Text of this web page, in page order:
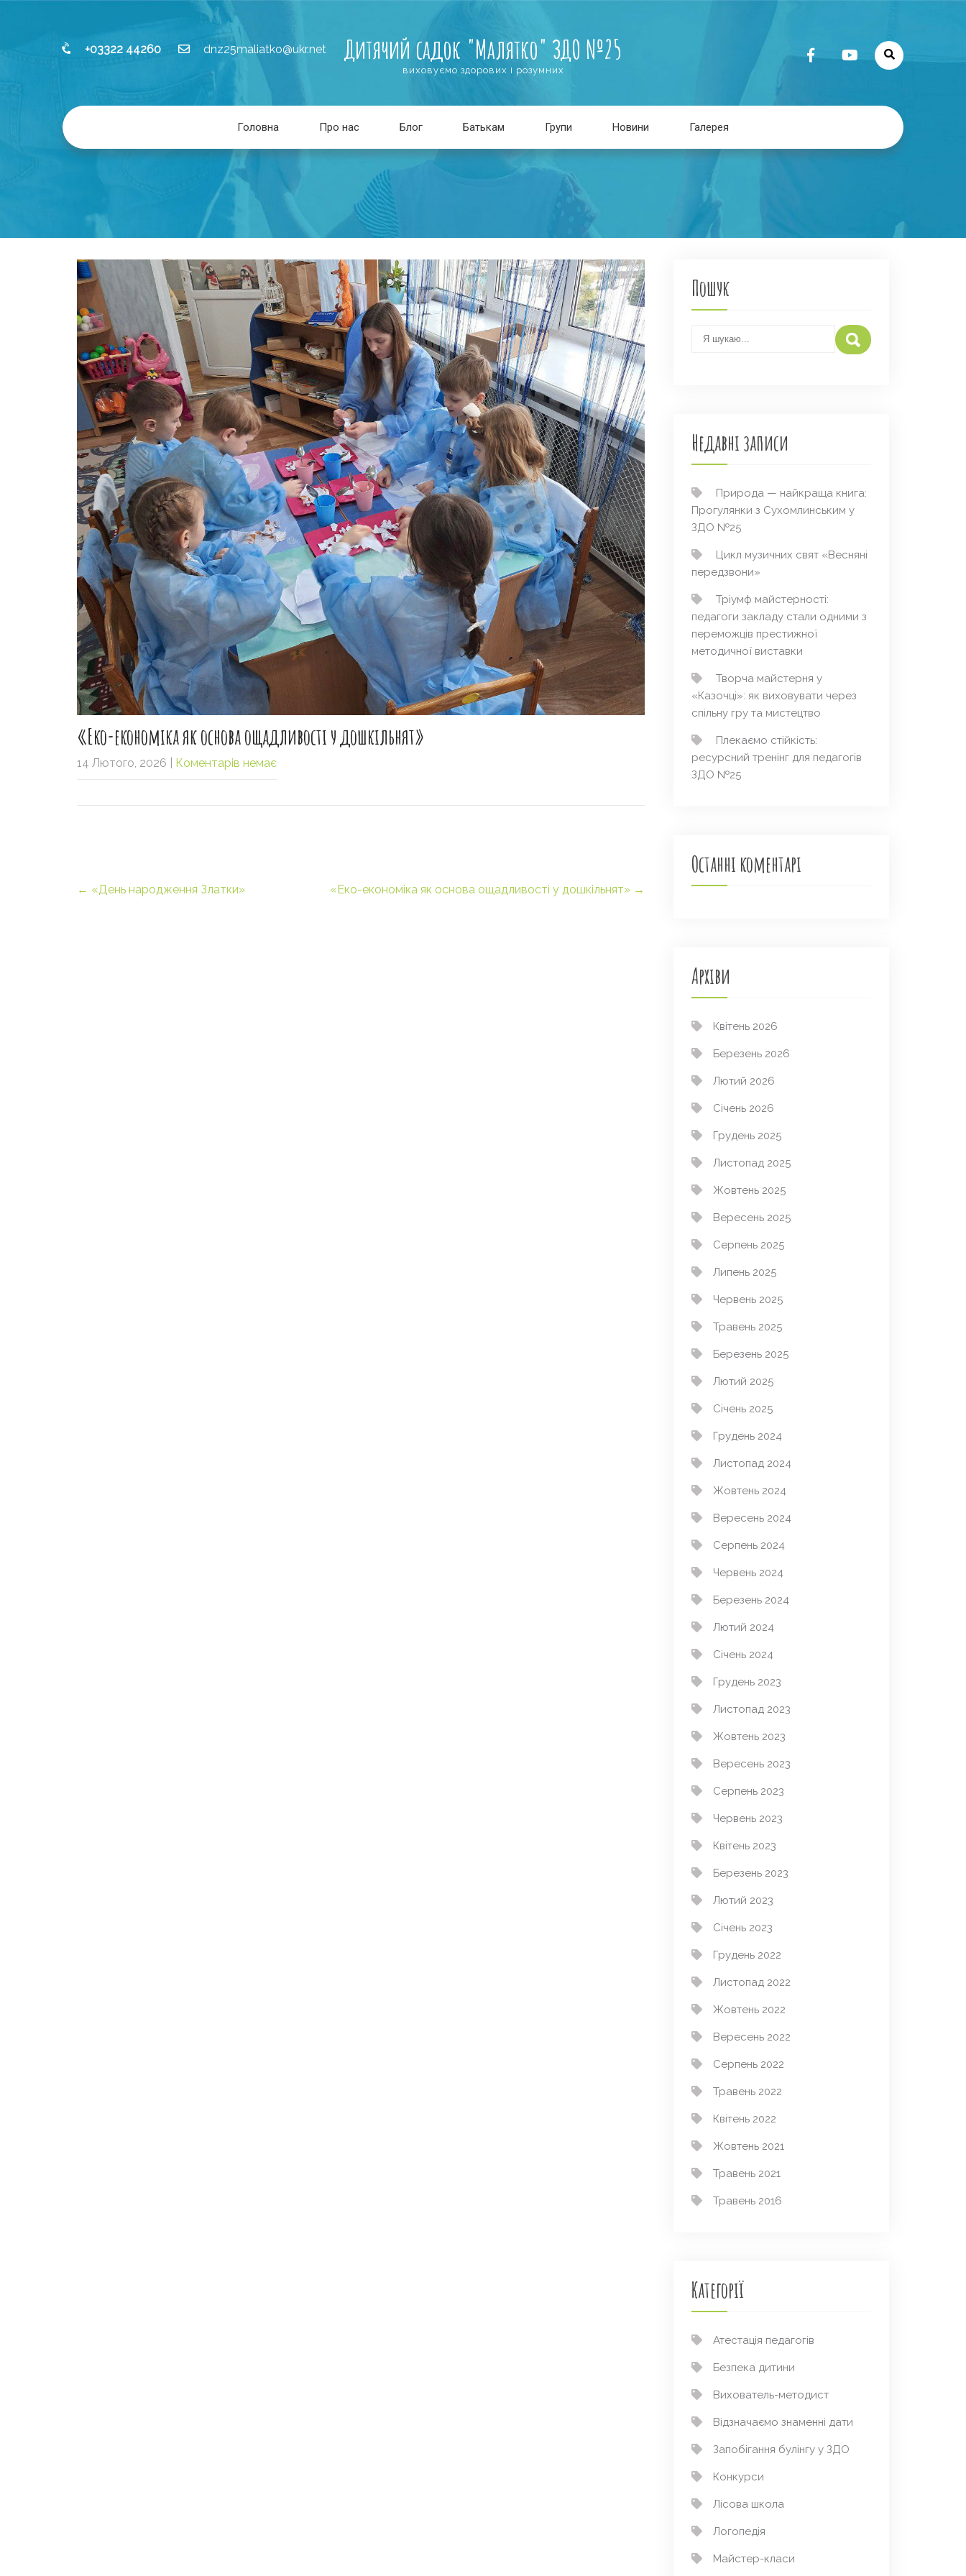
+03322 44260 dnz25maliatko@ukr.net Дитячий садок "Малятко" ЗДО №25
виховуємо здорових і розумних
Головна Про нас Блог Батькам Групи Новини Галерея
«Еко-економіка як основа ощадливості у дошкільнят»
14 Лютого, 2026 Коментарів немає
navigation
← «День народження Златки» «Еко-економіка як основа ощадливості у дошкільнят» →
Пошук
Недавні записи
Природа — найкраща книга:
Прогулянки з Сухомлинським у
ЗДО №25
Цикл музичних свят «Весняні
передзвони»
Тріумф майстерності:
педагоги закладу стали одними з
переможців престижної
методичної виставки
Творча майстерня у
«Казочці»: як виховувати через
спільну гру та мистецтво
Плекаємо стійкість:
ресурсний тренінг для педагогів
ЗДО №25
Останні коментарі
Архіви
Квітень 2026
Березень 2026
Лютий 2026
Січень 2026
Грудень 2025
Листопад 2025
Жовтень 2025
Вересень 2025
Серпень 2025
Липень 2025
Червень 2025
Травень 2025
Березень 2025
Лютий 2025
Січень 2025
Грудень 2024
Листопад 2024
Жовтень 2024
Вересень 2024
Серпень 2024
Червень 2024
Березень 2024
Лютий 2024
Січень 2024
Грудень 2023
Листопад 2023
Жовтень 2023
Вересень 2023
Серпень 2023
Червень 2023
Квітень 2023
Березень 2023
Лютий 2023
Січень 2023
Грудень 2022
Листопад 2022
Жовтень 2022
Вересень 2022
Серпень 2022
Травень 2022
Квітень 2022
Жовтень 2021
Травень 2021
Травень 2016
Категорії
Атестація педагогів
Безпека дитини
Вихователь-методист
Відзначаємо знаменні дати
Запобігання булінгу у ЗДО
Конкурси
Лісова школа
Логопедія
Майстер-класи